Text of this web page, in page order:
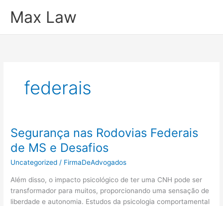
paraMax Law
federais
Segurança nas Rodovias Federais
de MS e Desafios
Uncategorized / FirmaDeAdvogados
Além disso, o impacto psicológico de ter uma CNH pode ser
transformador para muitos, proporcionando uma sensação de
liberdade e autonomia. Estudos da psicologia comportamental